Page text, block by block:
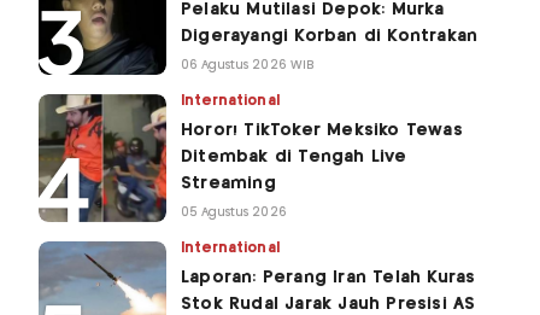
Pelaku Mutilasi Depok: Murka
Digerayangi Korban di Kontrakan
06 Agustus 2026 WIB
International
Horor! TikToker Meksiko Tewas
Ditembak di Tengah Live
Streaming
05 Agustus 2026
International
Laporan: Perang Iran Telah Kuras
Stok Rudal Jarak Jauh Presisi AS